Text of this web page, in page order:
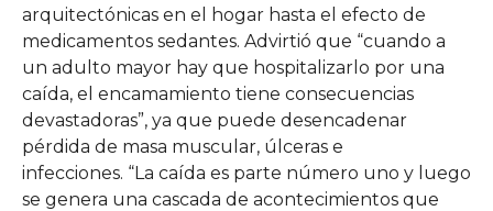
arquitectónicas en el hogar hasta el efecto de
medicamentos sedantes. Advirtió que “cuando a
un adulto mayor hay que hospitalizarlo por una
caída, el encamamiento tiene consecuencias
devastadoras”, ya que puede desencadenar
pérdida de masa muscular, úlceras e
infecciones. “La caída es parte número uno y luego
se genera una cascada de acontecimientos que